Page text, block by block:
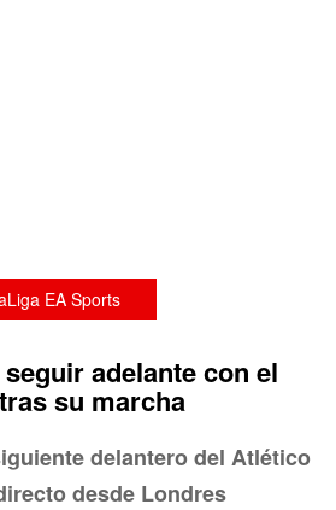
EA Sports
adelante con el
su marcha
delantero del Atlético
desde Londres